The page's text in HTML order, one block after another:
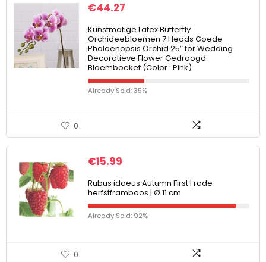
€44.27
Kunstmatige Latex Butterfly
Orchideebloemen 7 Heads Goede
Phalaenopsis Orchid 25″ for Wedding
Decoratieve Flower Gedroogd
Bloemboeket (Color : Pink)
Already Sold: 35%
0
€15.99
Rubus idaeus Autumn First | rode
herfstframboos | Ø 11 cm
Already Sold: 92%
0